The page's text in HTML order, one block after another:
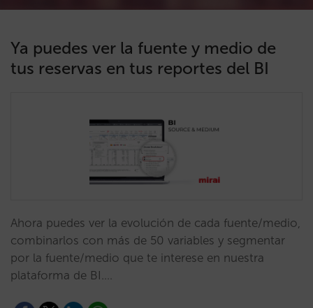
Ya puedes ver la fuente y medio de
tus reservas en tus reportes del BI
Ahora puedes ver la evolución de cada fuente/medio,
combinarlos con más de 50 variables y segmentar
por la fuente/medio que te interese en nuestra
plataforma de BI.…